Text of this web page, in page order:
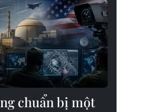
chuẩn bị một